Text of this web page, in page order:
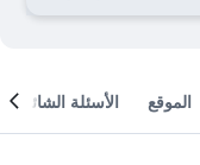
الموقع الأسئلة الشائعة